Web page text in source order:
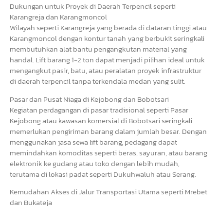
Dukungan untuk Proyek di Daerah Terpencil seperti
Karangreja dan Karangmoncol
Wilayah seperti Karangreja yang berada di dataran tinggi atau
Karangmoncol dengan kontur tanah yang berbukit seringkali
membutuhkan alat bantu pengangkutan material yang
handal. Lift barang 1-2 ton dapat menjadi pilihan ideal untuk
mengangkut pasir, batu, atau peralatan proyek infrastruktur
di daerah terpencil tanpa terkendala medan yang sulit.
Pasar dan Pusat Niaga di Kejobong dan Bobotsari
Kegiatan perdagangan di pasar tradisional seperti Pasar
Kejobong atau kawasan komersial di Bobotsari seringkali
memerlukan pengiriman barang dalam jumlah besar. Dengan
menggunakan jasa sewa lift barang, pedagang dapat
memindahkan komoditas seperti beras, sayuran, atau barang
elektronik ke gudang atau toko dengan lebih mudah,
terutama di lokasi padat seperti Dukuhwaluh atau Serang.
Kemudahan Akses di Jalur Transportasi Utama seperti Mrebet
dan Bukateja